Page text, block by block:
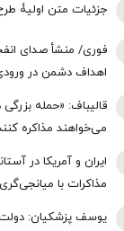
جزئیات متن اولیۀ
فوری/ منشأ صدای
اهداف دشمن در
قالیباف: «حمله
می‌خواهند مذاکره
مذاکرات با